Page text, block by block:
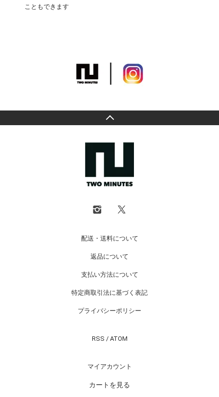
こともできます
配送・送料について
返品について
支払い方法について
特定商取引法に基づく表記
プライバシーポリシー
RSS / ATOM
マイアカウント
カートを見る